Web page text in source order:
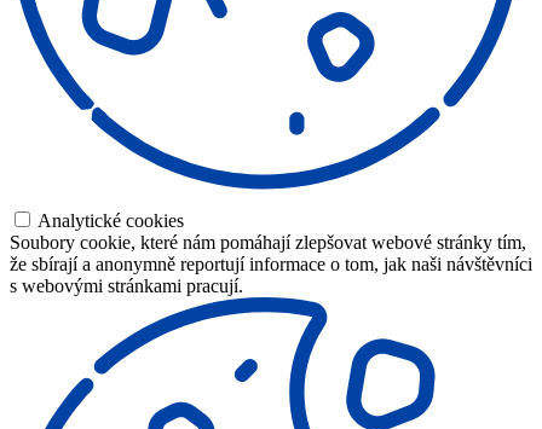
Analytické cookies
Soubory cookie, které nám pomáhají zlepšovat webové stránky tím,
že sbírají a anonymně reportují informace o tom, jak naši návštěvníci
s webovými stránkami pracují.